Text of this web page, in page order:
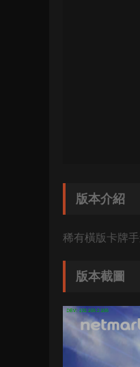
版本介紹
稀有橫版卡牌
版本截圖